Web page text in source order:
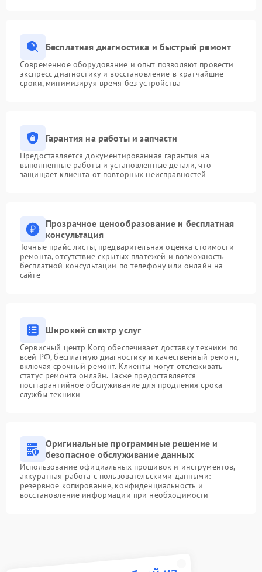
Бесплатная диагностика и быстрый ремонт
Современное оборудование и опыт позволяют провести
экспресс-диагностику и восстановление в кратчайшие
сроки, минимизируя время без устройства
Гарантия на работы и запчасти
Предоставляется документированная гарантия на
выполненные работы и установленные детали, что
защищает клиента от повторных неисправностей
Прозрачное ценообразование и бесплатная
консультация
Точные прайс-листы, предварительная оценка стоимости
ремонта, отсутствие скрытых платежей и возможность
бесплатной консультации по телефону или онлайн на
сайте
Широкий спектр услуг
Сервисный центр Korg обеспечивает доставку техники по
всей РФ, бесплатную диагностику и качественный ремонт,
включая срочный ремонт. Клиенты могут отслеживать
статус ремонта онлайн. Также предоставляется
постгарантийное обслуживание для продления срока
службы техники
Оригинальные программные решение и
безопасное обслуживание данных
Использование официальных прошивок и инструментов,
аккуратная работа с пользовательскими данными:
резервное копирование, конфиденциальность и
восстановление информации при необходимости